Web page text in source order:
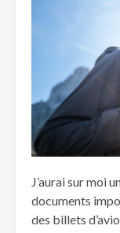
J’aurai sur moi
documents
des billets